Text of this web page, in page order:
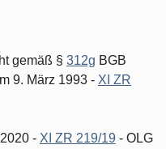
gemäß § 312g BGB
9. März 1993 - XI ZR
- XI ZR 219/19 - OLG